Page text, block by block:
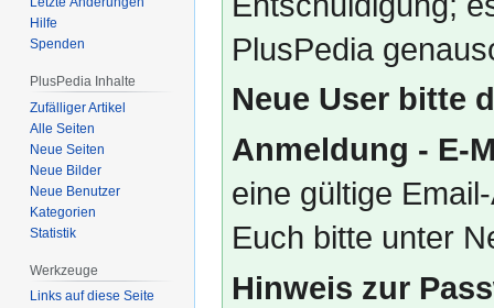
PlusPedia
Neue User bitte
Anmeldung - E-
eine gültige
Euch bitte unter
Hinweis zur
Hilfe
Spenden
PlusPedia Inhalte
Zufälliger Artikel
Alle Seiten
Neue Seiten
Neue Bilder
Neue Benutzer
Kategorien
Statistik
Werkzeuge
Links auf diese Seite